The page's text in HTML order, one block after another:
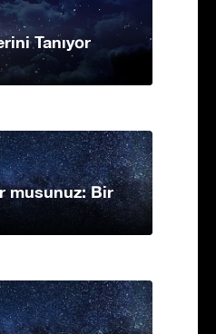
Tanıyor
musunuz: Bir